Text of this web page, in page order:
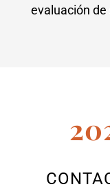
evaluación de